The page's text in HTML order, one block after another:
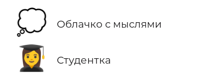
💭 Облачко с мыслями
👩‍🎓 Студентка